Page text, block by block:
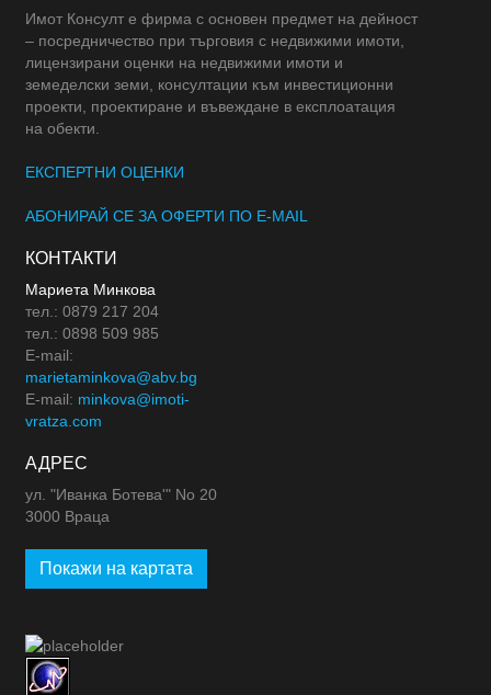
Имот Консулт е фирма с основен предмет на дейност
– посредничество при търговия с недвижими имоти,
лицензирани оценки на недвижими имоти и
земеделски земи, консултации към инвестиционни
проекти, проектиране и въвеждане в експлоатация
на обекти.
ЕКСПЕРТНИ ОЦЕНКИ
АБОНИРАЙ СЕ ЗА ОФЕРТИ ПО E-MAIL
КОНТАКТИ
Мариета Минкова
тел.: 0879 217 204
тел.: 0898 509 985
E-mail:
marietaminkova@abv.bg
E-mail: minkova@imoti-
vratza.com
АДРЕС
ул. "Иванка Ботева'" No 20
3000 Враца
Покажи на картата